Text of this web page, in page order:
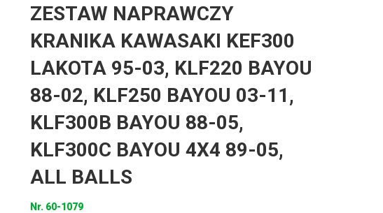
ZESTAW NAPRAWCZY
KRANIKA KAWASAKI KEF300
LAKOTA 95-03, KLF220 BAYOU
88-02, KLF250 BAYOU 03-11,
KLF300B BAYOU 88-05,
KLF300C BAYOU 4X4 89-05,
ALL BALLS
Nr. 60-1079